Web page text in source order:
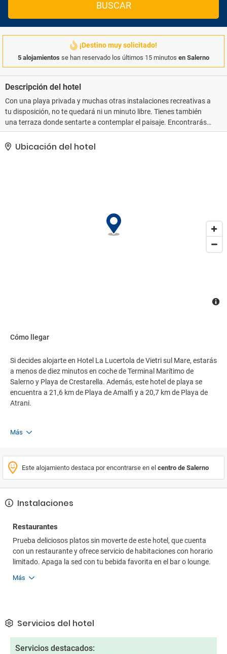
BUSCAR
¡Destino muy solicitado!
5 alojamientos se han reservado los últimos 15 minutos en Salerno
Descripción del hotel
Con una playa privada y muchas otras instalaciones recreativas a
tu disposición, no te quedará ni un minuto libre. Tienes también
una terraza donde sentarte a contemplar el paisaje. Encontrarás
también conexión a Internet wifi gratis, servicios de conserjería y
un salón de baile. El servicio de transporte (de pago) te llevará a
aeropuerto (ida y vuelta) disponible 24 horas y aparcamiento sin
Ubicación del hotel
Cómo llegar
Si decides alojarte en Hotel La Lucertola de Vietri sul Mare, estarás
a menos de diez minutos en coche de Terminal Marítimo de
Salerno y Playa de Crestarella. Además, este hotel de playa se
encuentra a 21,6 km de Playa de Amalfi y a 20,7 km de Playa de
Atrani.
Más
Este alojamiento destaca por encontrarse en el centro de Salerno
Instalaciones
Restaurantes
Prueba deliciosos platos sin moverte de este hotel, que cuenta
con un restaurante y ofrece servicio de habitaciones con horario
limitado. Apaga la sed con tu bebida favorita en el bar o lounge.
Más
Servicios del hotel
Servicios destacados: